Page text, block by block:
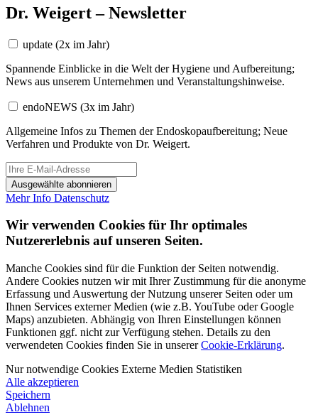
Dr. Weigert – Newsletter
update (2x im Jahr)
Spannende Einblicke in die Welt der Hygiene und Aufbereitung;
News aus unserem Unternehmen und Veranstaltungshinweise.
endoNEWS (3x im Jahr)
Allgemeine Infos zu Themen der Endoskopaufbereitung; Neue
Verfahren und Produkte von Dr. Weigert.
Ausgewählte abonnieren
Mehr Info Datenschutz
Wir verwenden Cookies für Ihr optimales
Nutzererlebnis auf unseren Seiten.
Manche Cookies sind für die Funktion der Seiten notwendig.
Andere Cookies nutzen wir mit Ihrer Zustimmung für die anonyme
Erfassung und Auswertung der Nutzung unserer Seiten oder um
Ihnen Services externer Medien (wie z.B. YouTube oder Google
Maps) anzubieten. Abhängig von Ihren Einstellungen können
Funktionen ggf. nicht zur Verfügung stehen. Details zu den
verwendeten Cookies finden Sie in unsererCookie-Erklärung.
Nur notwendige Cookies Externe Medien Statistiken
Alle akzeptieren
Speichern
Ablehnen